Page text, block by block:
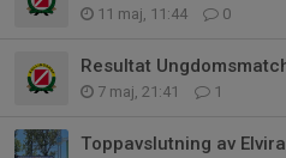
11 maj, 11:44 0
Resultat
7 maj, 21:41 1